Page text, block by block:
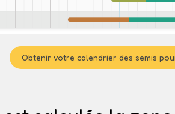
Obtenir votre calendrier des semis